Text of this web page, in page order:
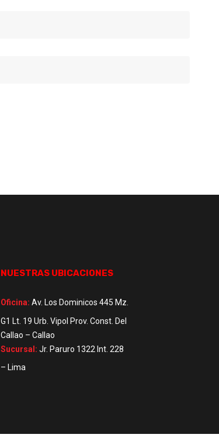
NUESTRAS UBICACIONES
Oficina: Av. Los Dominicos 445 Mz.
G1 Lt. 19 Urb. Vipol Prov. Const. Del
Callao – Callao
Sucursal: Jr. Paruro 1322 Int. 228
– Lima